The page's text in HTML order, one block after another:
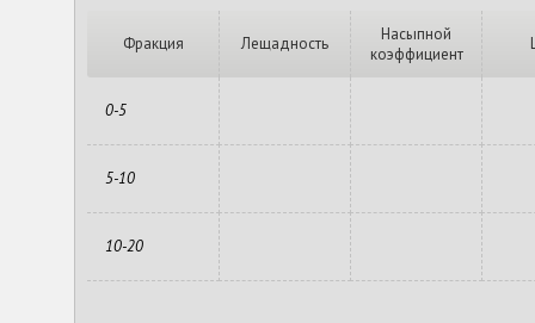
Фракция Лещадность
Насыпной
коэффициент
0-5
5-10
10-20